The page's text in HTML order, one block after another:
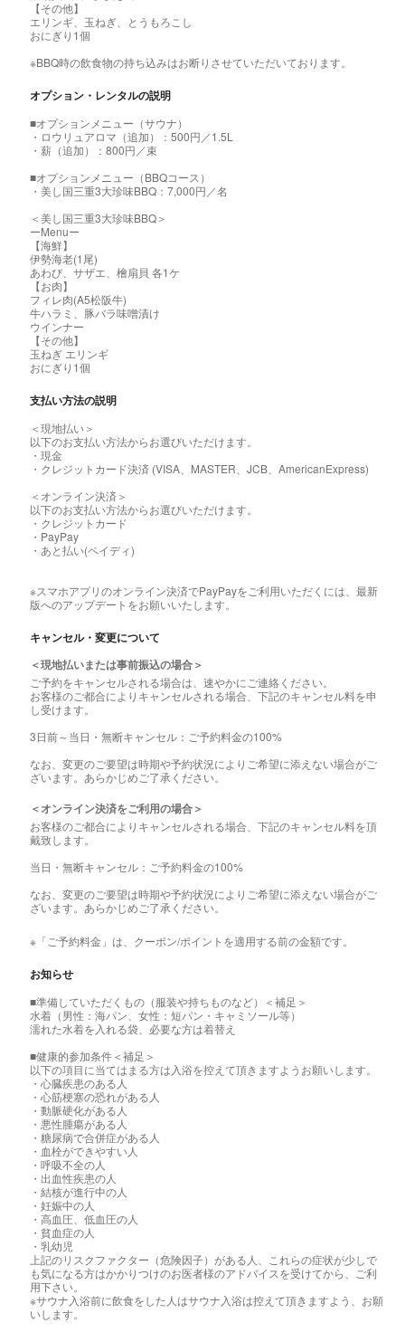
【その他】
エリンギ、玉ねぎ、とうもろこし
おにぎり1個
※BBQ時の飲食物の持ち込みはお断りさせていただいております。
オプション・レンタルの説明
■オプションメニュー（サウナ）
・ロウリュアロマ（追加）：500円／1.5L
・薪（追加）：800円／束
■オプションメニュー（BBQコース）
・美し国三重3大珍味BBQ：7,000円／名
＜美し国三重3大珍味BBQ＞
ーMenuー
【海鮮】
伊勢海老(1尾)
あわび、サザエ、檜扇貝 各1ケ
【お肉】
フィレ肉(A5松阪牛)
牛ハラミ、豚バラ味噌漬け
ウインナー
【その他】
玉ねぎ エリンギ
おにぎり1個
支払い方法の説明
＜現地払い＞
以下のお支払い方法からお選びいただけます。
・現金
・クレジットカード決済 (VISA、MASTER、JCB、AmericanExpress)
＜オンライン決済＞
以下のお支払い方法からお選びいただけます。
・クレジットカード
・PayPay
・あと払い(ペイディ)
※スマホアプリのオンライン決済でPayPayをご利用いただくには、最新
版へのアップデートをお願いいたします。
キャンセル・変更について
＜現地払いまたは事前振込の場合＞
ご予約をキャンセルされる場合は、速やかにご連絡ください。
お客様のご都合によりキャンセルされる場合、下記のキャンセル料を申
し受けます。
3日前～当日・無断キャンセル：ご予約料金の100%
なお、変更のご要望は時期や予約状況によりご希望に添えない場合がご
ざいます。あらかじめご了承ください。
＜オンライン決済をご利用の場合＞
お客様のご都合によりキャンセルされる場合、下記のキャンセル料を頂
戴致します。
当日・無断キャンセル：ご予約料金の100%
なお、変更のご要望は時期や予約状況によりご希望に添えない場合がご
ざいます。あらかじめご了承ください。
※「ご予約料金」は、クーポン/ポイントを適用する前の金額です。
お知らせ
■準備していただくもの（服装や持ちものなど）＜補足＞
水着（男性：海パン、女性：短パン・キャミソール等）
濡れた水着を入れる袋、必要な方は着替え
■健康的参加条件＜補足＞
以下の項目に当てはまる方は入浴を控えて頂きますようお願いします。
・心臓疾患のある人
・心筋梗塞の恐れがある人
・動脈硬化がある人
・悪性腫瘍がある人
・糖尿病で合併症がある人
・血栓ができやすい人
・呼吸不全の人
・出血性疾患の人
・結核が進行中の人
・妊娠中の人
・高血圧、低血圧の人
・貧血症の人
・乳幼児
上記のリスクファクター（危険因子）がある人、これらの症状が少しで
も気になる方はかかりつけのお医者様のアドバイスを受けてから、ご利
用下さい。
※サウナ入浴前に飲食をした人はサウナ入浴は控えて頂きますよう、お願
いします。